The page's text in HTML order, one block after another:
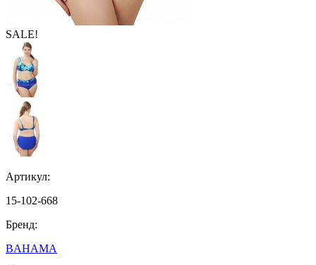
SALE!
Артикул:
15-102-668
Бренд:
BAHAMA